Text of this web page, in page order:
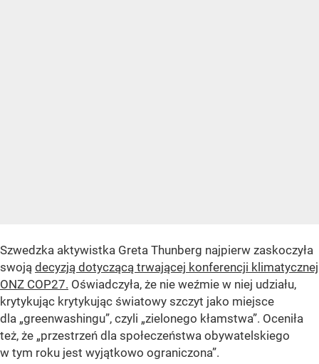
Szwedzka aktywistka Greta Thunberg najpierw zaskoczyła
swoją decyzją dotyczącą trwającej konferencji klimatycznej
ONZ COP27. Oświadczyła, że nie weźmie w niej udziału,
krytykując krytykując światowy szczyt jako miejsce
dla „greenwashingu”, czyli „zielonego kłamstwa”. Oceniła
też, że „przestrzeń dla społeczeństwa obywatelskiego
w tym roku jest wyjątkowo ograniczona”.